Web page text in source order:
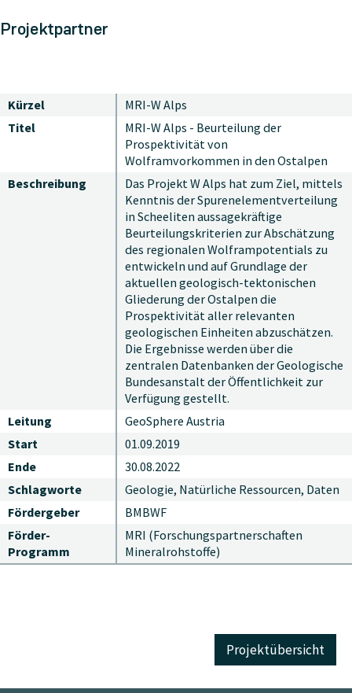
Projektpartner
Kürzel
MRI-W Alps
Titel
MRI-W Alps - Beurteilung der
Prospektivität von
Wolframvorkommen in den Ostalpen
Beschreibung
Das Projekt W Alps hat zum Ziel, mittels
Kenntnis der Spurenelementverteilung
in Scheeliten aussagekräftige
Beurteilungskriterien zur Abschätzung
des regionalen Wolframpotentials zu
entwickeln und auf Grundlage der
aktuellen geologisch-tektonischen
Gliederung der Ostalpen die
Prospektivität aller relevanten
geologischen Einheiten abzuschätzen.
Die Ergebnisse werden über die
zentralen Datenbanken der Geologische
Bundesanstalt der Öffentlichkeit zur
Verfügung gestellt.
Leitung
GeoSphere Austria
Start
01.09.2019
Ende
30.08.2022
Schlagworte
Geologie, Natürliche Ressourcen, Daten
Fördergeber
BMBWF
Förder-
Programm
MRI (Forschungspartnerschaften
Mineralrohstoffe)
Projektübersicht